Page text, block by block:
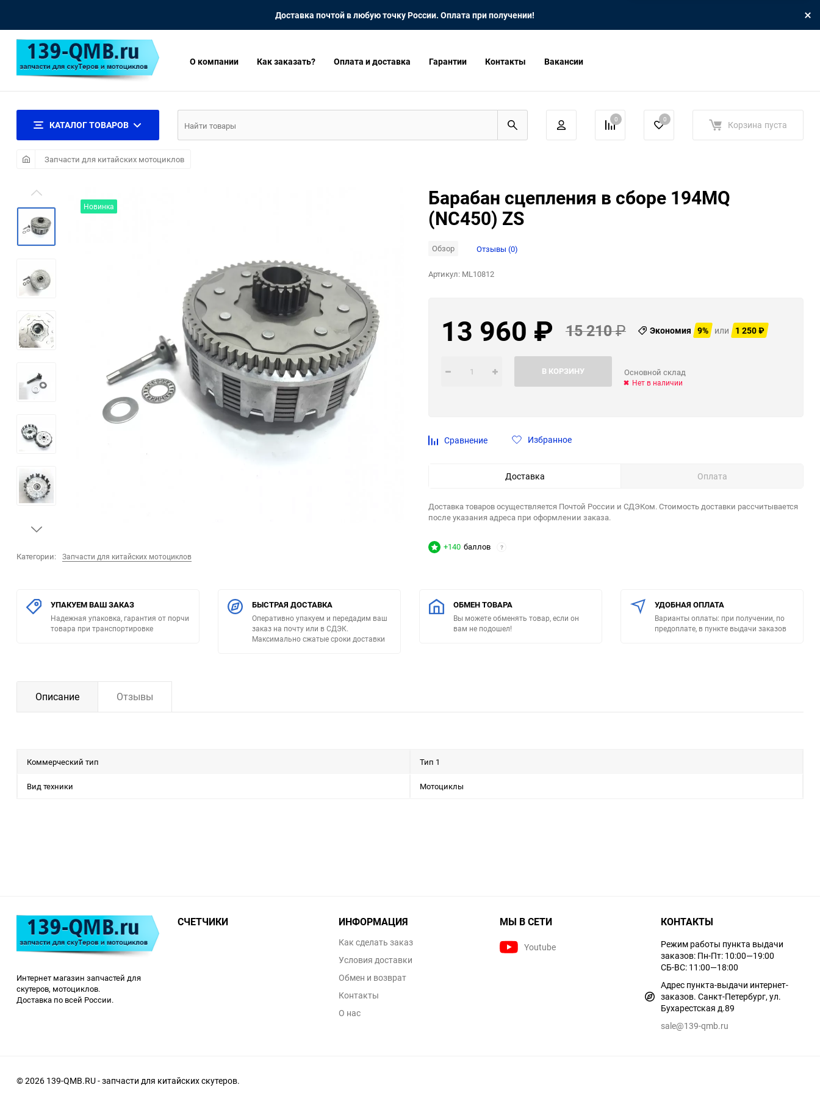
Доставка почтой в любую точку России. Оплата при получении!
О компании Как заказать? Оплата и доставка Гарантии Контакты Вакансии
КАТАЛОГ ТОВАРОВ 0 0 Корзина пуста
Запчасти для китайских мотоциклов
Новинка
Категории: Запчасти для китайских мотоциклов
Барабан сцепления в сборе 194MQ
(NC450) ZS
Обзор Отзывы (0)
Артикул: ML10812
13 960 ₽ 15 210₽ Экономия 9% или 1 250₽
В КОРЗИНУ Основной склад
Нет в наличии
Сравнение Избранное
Доставка Оплата
Доставка товаров осуществляется Почтой России и СДЭКом. Стоимость доставки рассчитывается
после указания адреса при оформлении заказа.
+140 баллов ?
УПАКУЕМ ВАШ ЗАКАЗ
Надежная упаковка, гарантия от порчи
товара при транспортировке
БЫСТРАЯ ДОСТАВКА
Оперативно упакуем и передадим ваш
заказ на почту или в СДЭК.
Максимально сжатые сроки доставки
ОБМЕН ТОВАРА
Вы можете обменять товар, если он
вам не подошел!
УДОБНАЯ ОПЛАТА
Варианты оплаты: при получении, по
предоплате, в пункте выдачи заказов
Описание Отзывы
Коммерческий тип Тип 1
Вид техники Мотоциклы
Интернет магазин запчастей для
скутеров, мотоциклов.
Доставка по всей России.
СЧЕТЧИКИ ИНФОРМАЦИЯ
Как сделать заказ
Условия доставки
Обмен и возврат
Контакты
О нас
МЫ В СЕТИ
Youtube
КОНТАКТЫ
Режим работы пункта выдачи
заказов: Пн-Пт: 10:00—19:00
СБ-ВС: 11:00—18:00
Адрес пункта-выдачи интернет-
заказов. Санкт-Петербург, ул.
Бухарестская д.89
sale@139-qmb.ru
© 2026 139-QMB.RU - запчасти для китайских скутеров.